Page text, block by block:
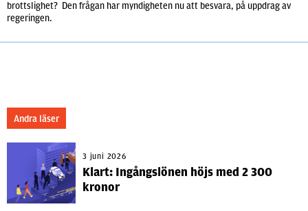
brottslighet? Den frågan har myndigheten nu att besvara, på uppdrag av
regeringen.
Andra läser
3 juni 2026
Klart: Ingångslönen höjs med 2 300
kronor